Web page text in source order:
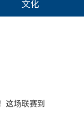
文化
这场联赛到